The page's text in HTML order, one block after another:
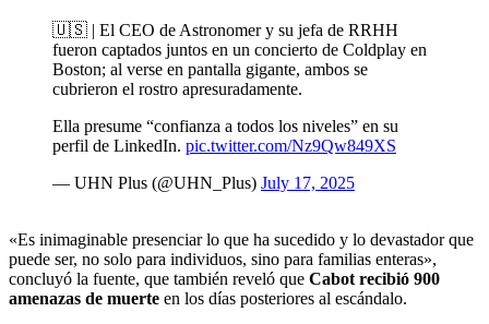
🇺🇸 | El CEO de Astronomer y su jefa de RRHH
fueron captados juntos en un concierto de Coldplay en
Boston; al verse en pantalla gigante, ambos se
cubrieron el rostro apresuradamente.
Ella presume “confianza a todos los niveles” en su
perfil de LinkedIn. pic.twitter.com/Nz9Qw849XS
— UHN Plus (@UHN_Plus) July 17, 2025
«Es inimaginable presenciar lo que ha sucedido y lo devastador que
puede ser, no solo para individuos, sino para familias enteras»,
concluyó la fuente, que también reveló que Cabot recibió 900
amenazas de muerte en los días posteriores al escándalo.